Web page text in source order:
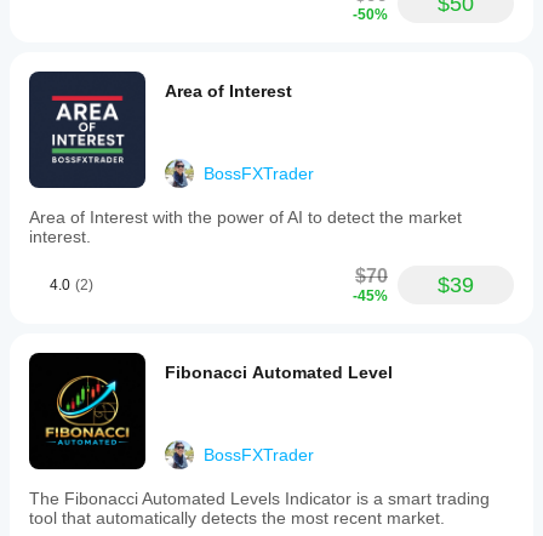
-50%
Area of Interest
BossFXTrader
Area of Interest with the power of AI to detect the market
interest.
4.0 (2) $70
-45% $39
Fibonacci Automated Level
BossFXTrader
The Fibonacci Automated Levels Indicator is a smart trading
tool that automatically detects the most recent market.